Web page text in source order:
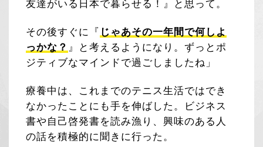
友達がいる日本で暮らせる！』と思って。
その後すぐに『 じゃあその一年間で何しよ
っかな？ 』と考えるようになり。ずっとポ
ジティブなマインドで過ごしましたね」
療養中は、これまでのテニス生活ではでき
なかったことにも手を伸ばした。ビジネス
書や自己啓発書を読み漁り、興味のある人
の話を積極的に聞きに行った。